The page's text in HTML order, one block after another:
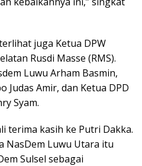
juga Ketua DPW
Rusdi Masse (RMS).
Luwu Arham Basmin,
Judas Amir, dan Ketua DPD
Syam.
terima kasih ke Putri Dakka.
NasDem Luwu Utara itu
Sulsel sebagai